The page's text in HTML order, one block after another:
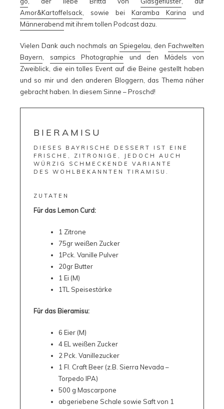
Amor&Kartoffelsack , sowie bei Karamba Karina und
Männerabend mit ihrem tollen Podcast dazu.
Vielen Dank auch nochmals an Spiegelau , denFachwelten
Bayern
sampics Photographie und den Mädels von
Zweiblick, die ein tolles Event auf die Beine gestellt haben
und so mir und den anderen Bloggern, das Thema näher
gebracht haben. In diesem Sinne – Proschd!
BIERAMISU
DIESES BAYRISCHE DESSERT IST EINE
FRISCHE, ZITRONIGE, JEDOCH AUCH
WÜRZIG SCHMECKENDE VARIANTE
DES WOHLBEKANNTEN TIRAMISU.
ZUTATEN
Für das Lemon Curd:
1 Zitrone
75gr weißen Zucker
1Pck. Vanille Pulver
20gr Butter
1 Ei (M)
1TL Speisestärke
Für das Bieramisu:
6 Eier (M)
4 EL weißen Zucker
2 Pck. Vanillezucker
1 Fl. Craft Beer (z.B. Sierra Nevada –
Torpedo IPA)
500 g Mascarpone
abgeriebene Schale sowie Saft von 1